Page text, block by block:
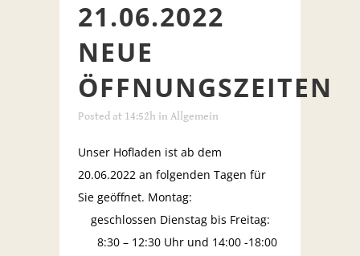
21.06.2022
NEUE
ÖFFNUNGSZEITEN
Posted at 14:52h in Allgemein
Unser Hofladen ist ab dem
20.06.2022 an folgenden Tagen für
Sie geöffnet. Montag:
geschlossen Dienstag bis Freitag:
8:30 – 12:30 Uhr und 14:00 -18:00